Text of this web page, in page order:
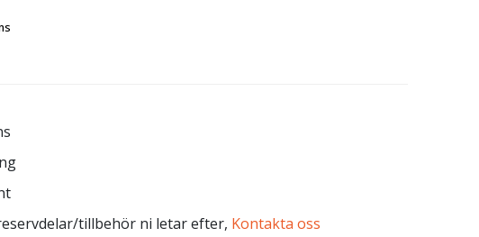
tillbehör ni letar efter, Kontakta oss